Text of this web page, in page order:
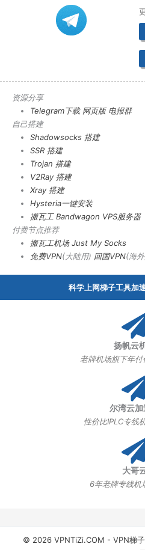
资源分享
Telegram下载 网页版 电报群
自己搭建
Shadowsocks 搭建
SSR 搭建
Trojan 搭建
V2Ray 搭建
Xray 搭建
Hysteria一键安装
搬瓦工 Bandwagon VPS服务器
付费节点推荐
搬瓦工机场 Just My Socks
免费VPN(大陆用) 回国VPN(海
科学上网梯子工具加
扬帆云
老牌机场旗下年
尔湾云加
性价比IPLC专线
大哥
6年老牌专线机
© 2026 VPNTiZi.COM - VPN梯